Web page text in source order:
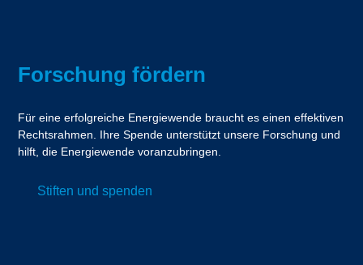
Forschung fördern
Für eine erfolgreiche Energiewende braucht es einen effektiven
Rechtsrahmen. Ihre Spende unterstützt unsere Forschung und
hilft, die Energiewende voranzubringen.
Stiften und spenden